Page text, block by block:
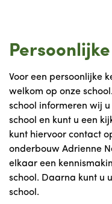
Voor een persoonlijke
welkom op onze
school informeren wij
school en kunt u een
kunt hiervoor contact
onderbouw Adrienne
elkaar een
school. Daarna kunt u
school.